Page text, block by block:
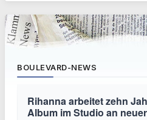
BOULEVARD-NEWS
Rihanna arbeitet zehn
Album im Studio an